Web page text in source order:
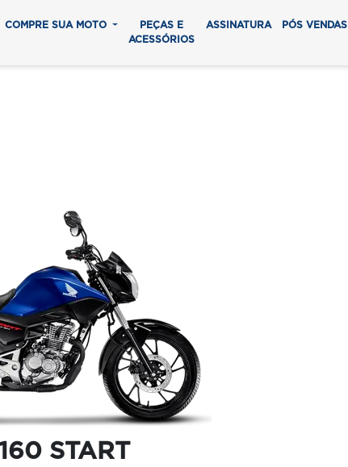
COMPRE SUA MOTO
PEÇAS E
ACESSÓRIOS
ASSINATURA PÓS VENDAS
START